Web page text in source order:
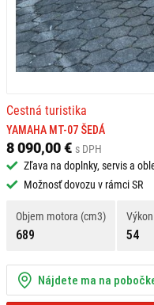
Cestná turistika
YAMAHA MT-07 ŠEDÁ
8 090,00 € s DPH
Zľava na doplnky, servis a
Možnosť dovozu v rámci SR
Objem motora (cm3)
689 54
Nájdete ma na